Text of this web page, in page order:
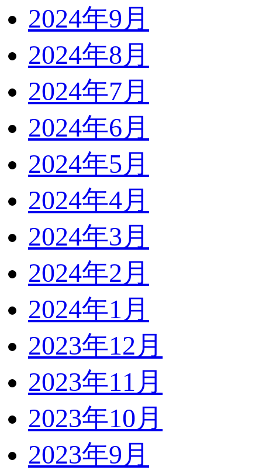
2024年9月
2024年8月
2024年7月
2024年6月
2024年5月
2024年4月
2024年3月
2024年2月
2024年1月
2023年12月
2023年11月
2023年10月
2023年9月